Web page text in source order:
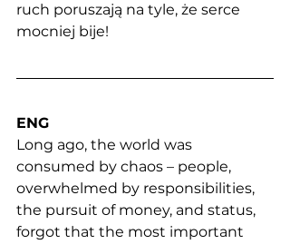
ruch poruszają na tyle, że serce
mocniej bije!
ENG
Long ago, the world was
consumed by chaos – people,
overwhelmed by responsibilities,
the pursuit of money, and status,
forgot that the most important